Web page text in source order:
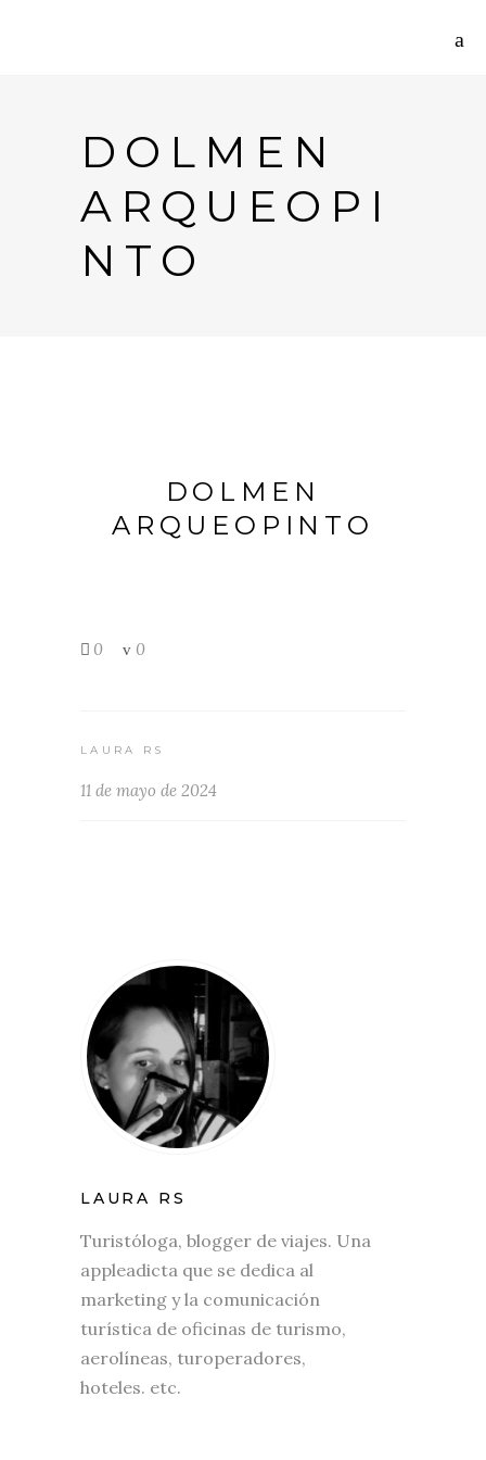
DOLMEN
ARQUEOPI
NTO
DOLMEN
ARQUEOPINTO
0 0
LAURA RS
11 de mayo de 2024
LAURA RS
Turistóloga, blogger de viajes. Una
appleadicta que se dedica al
marketing y la comunicación
turística de oficinas de turismo,
aerolíneas, turoperadores,
hoteles. etc.